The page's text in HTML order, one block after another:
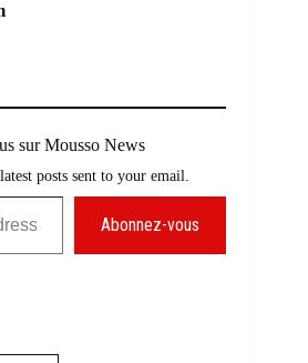
sur Mousso News
posts sent to your email.
Abonnez-vous